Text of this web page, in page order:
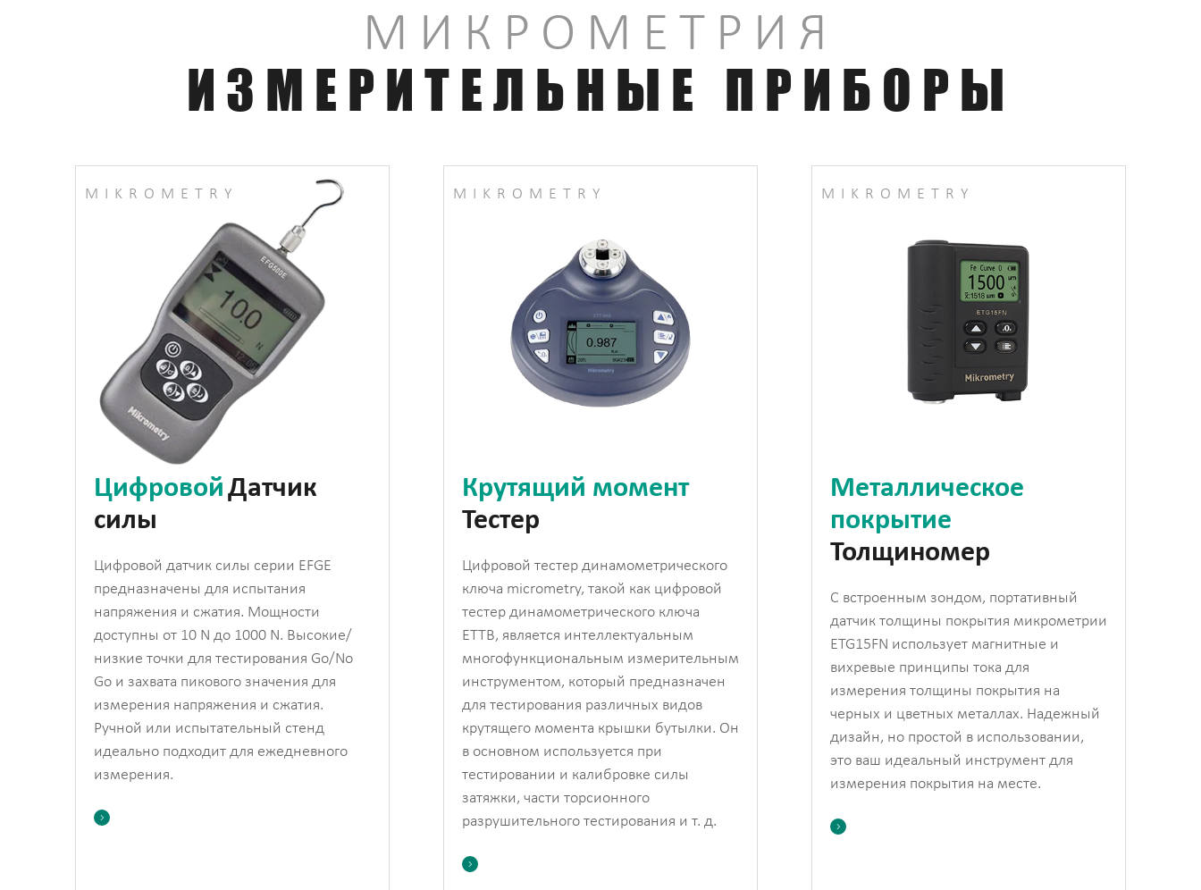
МИКРОМЕТРИЯ
ИЗМЕРИТЕЛЬНЫЕ ПРИБОРЫ
MIKROMETRY
ЦифровойДатчик
силы
Цифровой датчик силы серии EFGE
предназначены для испытания
напряжения и сжатия. Мощности
доступны от 10 N до 1000 N. Высокие/
низкие точки для тестирования Go/No
Go и захвата пикового значения для
измерения напряжения и сжатия.
Ручной или испытательный стенд
идеально подходит для ежедневного
измерения.

MIKROMETRY
Крутящий момент
Тестер
Цифровой тестер динамометрического
ключа micrometry, такой как цифровой
тестер динамометрического ключа
ETTB, является интеллектуальным
многофункциональным измерительным
инструментом, который предназначен
для тестирования различных видов
крутящего момента крышки бутылки. Он
в основном используется при
тестировании и калибровке силы
затяжки, части торсионного
разрушительного тестирования и т. д.

MIKROMETRY
Металлическое
покрытие
Толщиномер
С встроенным зондом, портативный
датчик толщины покрытия микрометрии
ETG15FN использует магнитные и
вихревые принципы тока для
измерения толщины покрытия на
черных и цветных металлах. Надежный
дизайн, но простой в использовании,
это ваш идеальный инструмент для
измерения покрытия на месте.
